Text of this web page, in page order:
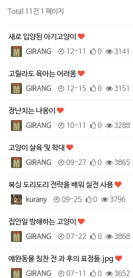
Total 11건 1 페이지
새로 입양된 아기고양이
GIRANG 12-11 0 3141
고릴라도 육아는 어려움
GIRANG 12-15 0 3151
장난치는 냐옹이
GIRANG 10-11 0 3288
고양이 살육 및 학대
GIRANG 09-27 0 3865
복싱 도리도리 전략을 배워 실전 사용
kurany 09-25 0 3796
집안일 방해하는 고양이
GIRANG 07-22 0 3868
애완동물 칭찬 전 과 후의 표정들.jpg
GIRANG 07-11 0 3652